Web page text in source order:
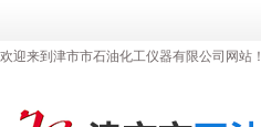
欢迎来到津市市石油化工仪器有限公司网站！